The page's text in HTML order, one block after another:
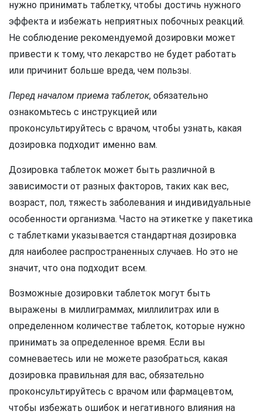
нужно принимать таблетку, чтобы достичь нужного
эффекта и избежать неприятных побочных реакций.
Не соблюдение рекомендуемой дозировки может
привести к тому, что лекарство не будет работать
или причинит больше вреда, чем пользы.
Перед началом приема таблеток, обязательно
ознакомьтесь с инструкцией или
проконсультируйтесь с врачом, чтобы узнать, какая
дозировка подходит именно вам.
Дозировка таблеток может быть различной в
зависимости от разных факторов, таких как вес,
возраст, пол, тяжесть заболевания и индивидуальные
особенности организма. Часто на этикетке у пакетика
с таблетками указывается стандартная дозировка
для наиболее распространенных случаев. Но это не
значит, что она подходит всем.
Возможные дозировки таблеток могут быть
выражены в миллиграммах, миллилитрах или в
определенном количестве таблеток, которые нужно
принимать за определенное время. Если вы
сомневаетесь или не можете разобраться, какая
дозировка правильная для вас, обязательно
проконсультируйтесь с врачом или фармацевтом,
чтобы избежать ошибок и негативного влияния на